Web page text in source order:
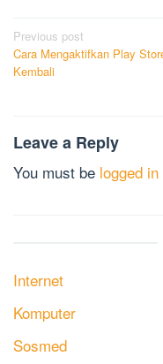
Post
navigation
Previous post
Cara Mengaktifkan Play
Kembali
Leave a Reply
You must be logged in
Internet
Komputer
Sosmed